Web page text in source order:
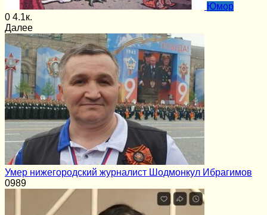
Юмор
0 4.1к.
Далее
Умер нижегородский журналист Шодмонкул Ибрагимов
0989